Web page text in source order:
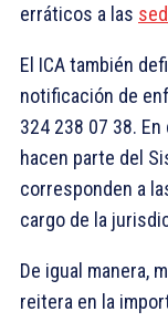
erráticos a las
El ICA también
notificación de
324 238 07 38.
hacen parte del
corresponden a
cargo de la
De igual manera,
reitera en la